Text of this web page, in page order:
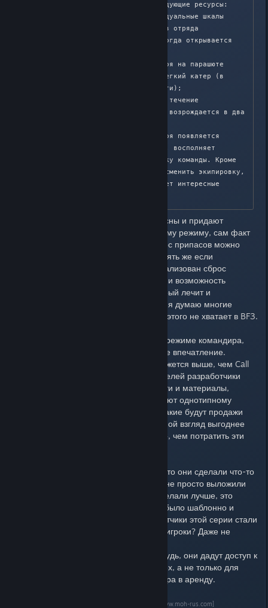
В этой системе доступны следующие ресурсы:
- повышение отряда – индивидуальные шкалы
оперативных улучшений бойцов отряда
продвигаются до значения, когда открывается
- сброс техники – на поле боя на парашюте
опускается квадроцикл или легкий катер (в
зависимости от типа местности);
- быстрое развертывание – в течение
ограниченного времени отряд возрождается в два
- сброс припасов: на поле боя появляется
большой ящик, который лечит, восполняет
припасы и ремонтирует технику команды. Кроме
того, бойцы команды смогут сменить экипировку,
что, на наш взгляд, открывает интересные
Все указанные единицы интересны и придают
большой плюс и значимость этому режиму, сам факт
того, что высадку техники и сброс припасов можно
контролировать уже хорошо. Опять же если
сравнивать BF3, как там был реализован сброс
техники - огромная разница. Да и возможность
сбросить "большой ящик", который лечит и
ремонтирует технику команды - я думаю многие
игроки задумывались о том, как этого не хватает в BF3.
Исходя из того, что говорится о режиме командира,
создается только положительное впечатление.
Battlefield 4 и без того в разы кажется выше, чем Call
of Duty Ghosts, но с каждой неделей разработчики
выкладывают новые подробности и материалы,
которые даже шанса не оставляют однотипному
конкуренту серии. Неизвестно какие будут продажи
новой части Call of Duty, но на мой взгляд выгоднее
купить премиум для Battlefield 4, чем потратить эти
DICE удивляют, сам факт того, что они сделали что-то
из того, что хотелось игрокам и не просто выложили
"как есть", а переработали и сделали лучше, это
несомненно плюс! Обычно все было шаблонно и
однотипно, но неужели разработчики этой серии стали
задумываться о том, чего хотят игроки? Даже не
Будем надеяться, что когда-нибудь, они дадут доступ к
серверному пакету игры для всех, а не только для
компаний, которые сдают сервера в аренду.
[www.moh-rus.com]